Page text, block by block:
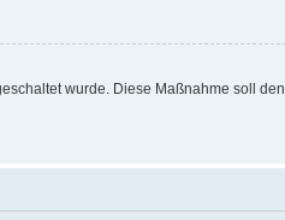
wurde. Diese Maßnahme soll den